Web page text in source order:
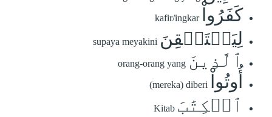
كَفَرُواْ kafir/ingkar
لِيَسۡتَيۡقِنَ supaya meyakini
ٱلَّذِينَ orang-orang yang
أُوتُواْ (mereka) diberi
ٱلۡكِتَٰبَ Kitab